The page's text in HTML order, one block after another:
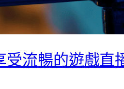
流暢的遊戲直